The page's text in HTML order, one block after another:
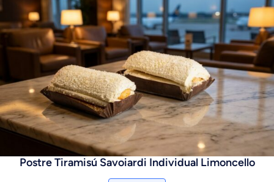
Postre Tiramisú Savoiardi Individual Limoncello